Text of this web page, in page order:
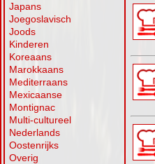
Japans
Joegoslavisch
Joods
Kinderen
Koreaans
Marokkaans
Mediterraans
Mexicaanse
Montignac
Multi-cultureel
Nederlands
Oostenrijks
Overig